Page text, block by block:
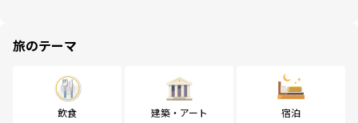
旅のテーマ
飲食 建築・アート 宿泊